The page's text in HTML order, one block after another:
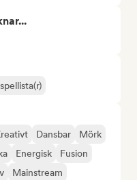
Dansbar
Mörk
Energisk
Fusion
Mainstream